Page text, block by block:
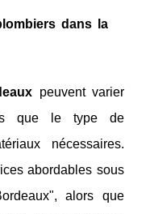
dans la
peuvent varier
que le type de
nécessaires.
abordables sous
alors que